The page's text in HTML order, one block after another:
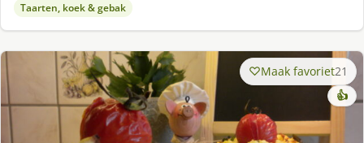
Taarten, koek & gebak
Maak favoriet21
👍